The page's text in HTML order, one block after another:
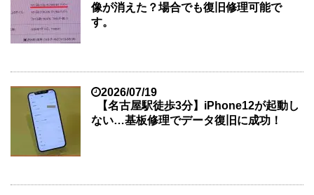
像が消えた？場合でも復旧修理可能で
す。
2026/07/19
【名古屋駅徒歩3分】iPhone12が起動し
ない…基板修理でデータ復旧に成功！